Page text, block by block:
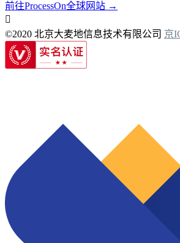
前往ProcessOn全球网站 →

©2020 北京大麦地信息技术有限公司 京